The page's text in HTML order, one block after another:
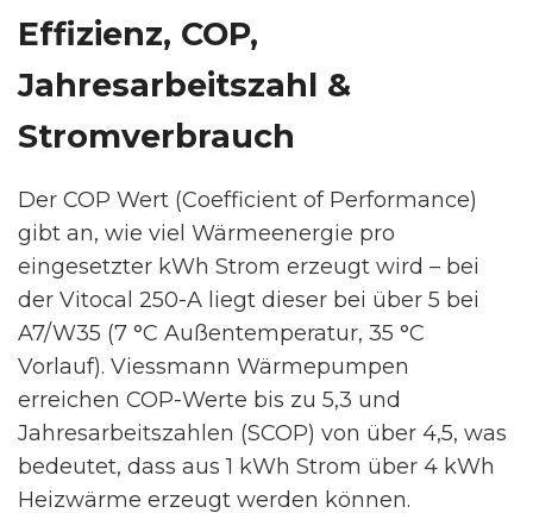
Effizienz, COP,
Jahresarbeitszahl &
Stromverbrauch
Der COP Wert (Coefficient of Performance)
gibt an, wie viel Wärmeenergie pro
eingesetzter kWh Strom erzeugt wird – bei
der Vitocal 250-A liegt dieser bei über 5 bei
A7/W35 (7 °C Außentemperatur, 35 °C
Vorlauf). Viessmann Wärmepumpen
erreichen COP-Werte bis zu 5,3 und
Jahresarbeitszahlen (SCOP) von über 4,5, was
bedeutet, dass aus 1 kWh Strom über 4 kWh
Heizwärme erzeugt werden können.